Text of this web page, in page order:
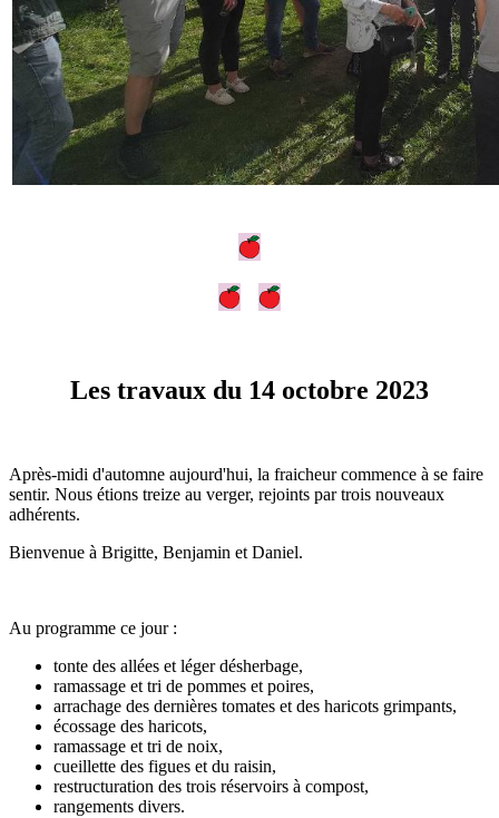
Les travaux du 14 octobre 2023
Après-midi d'automne aujourd'hui, la fraicheur commence à se faire
sentir. Nous étions treize au verger, rejoints par trois nouveaux
adhérents.
Bienvenue à Brigitte, Benjamin et Daniel.
Au programme ce jour :
tonte des allées et léger désherbage,
ramassage et tri de pommes et poires,
arrachage des dernières tomates et des haricots grimpants,
écossage des haricots,
ramassage et tri de noix,
cueillette des figues et du raisin,
restructuration des trois réservoirs à compost,
rangements divers.